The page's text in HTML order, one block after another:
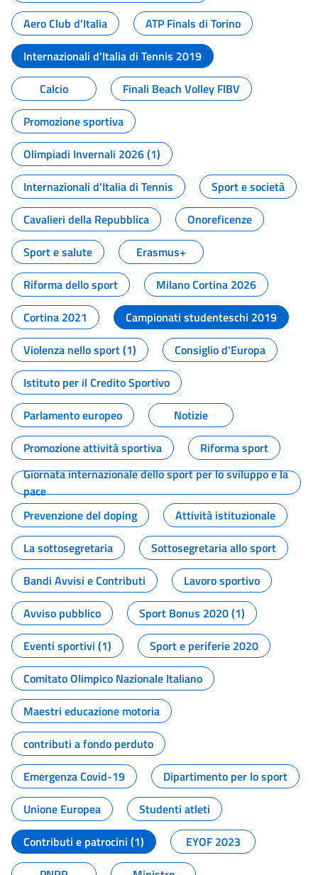
Aero Club d'Italia
ATP Finals di Torino
Internazionali d'Italia di Tennis 2019
Calcio
Finali Beach Volley FIBV
Promozione sportiva
Olimpiadi Invernali 2026 (1)
Internazionali d'Italia di Tennis
Sport e società
Cavalieri della Repubblica
Onoreficenze
Sport e salute
Erasmus+
Riforma dello sport
Milano Cortina 2026
Cortina 2021
Campionati studenteschi 2019
Violenza nello sport (1)
Consiglio d'Europa
Istituto per il Credito Sportivo
Parlamento europeo
Notizie
Promozione attività sportiva
Riforma sport
Giornata internazionale dello sport per lo sviluppo e la
pace
Prevenzione del doping
Attività istituzionale
La sottosegretaria
Sottosegretaria allo sport
Bandi Avvisi e Contributi
Lavoro sportivo
Avviso pubblico
Sport Bonus 2020 (1)
Eventi sportivi (1)
Sport e periferie 2020
Comitato Olimpico Nazionale Italiano
Maestri educazione motoria
contributi a fondo perduto
Emergenza Covid-19
Dipartimento per lo sport
Unione Europea
Studenti atleti
Contributi e patrocini (1)
EYOF 2023